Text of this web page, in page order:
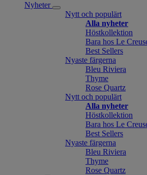
Nyheter
Nytt och populärt
Alla nyheter
Höstkollektion
Bara hos Le
Best Sellers
Nyaste färgerna
Bleu Riviera
Thyme
Rose Quartz
Nytt och populärt
Alla nyheter
Höstkollektion
Bara hos Le
Best Sellers
Nyaste färgerna
Bleu Riviera
Thyme
Rose Quartz